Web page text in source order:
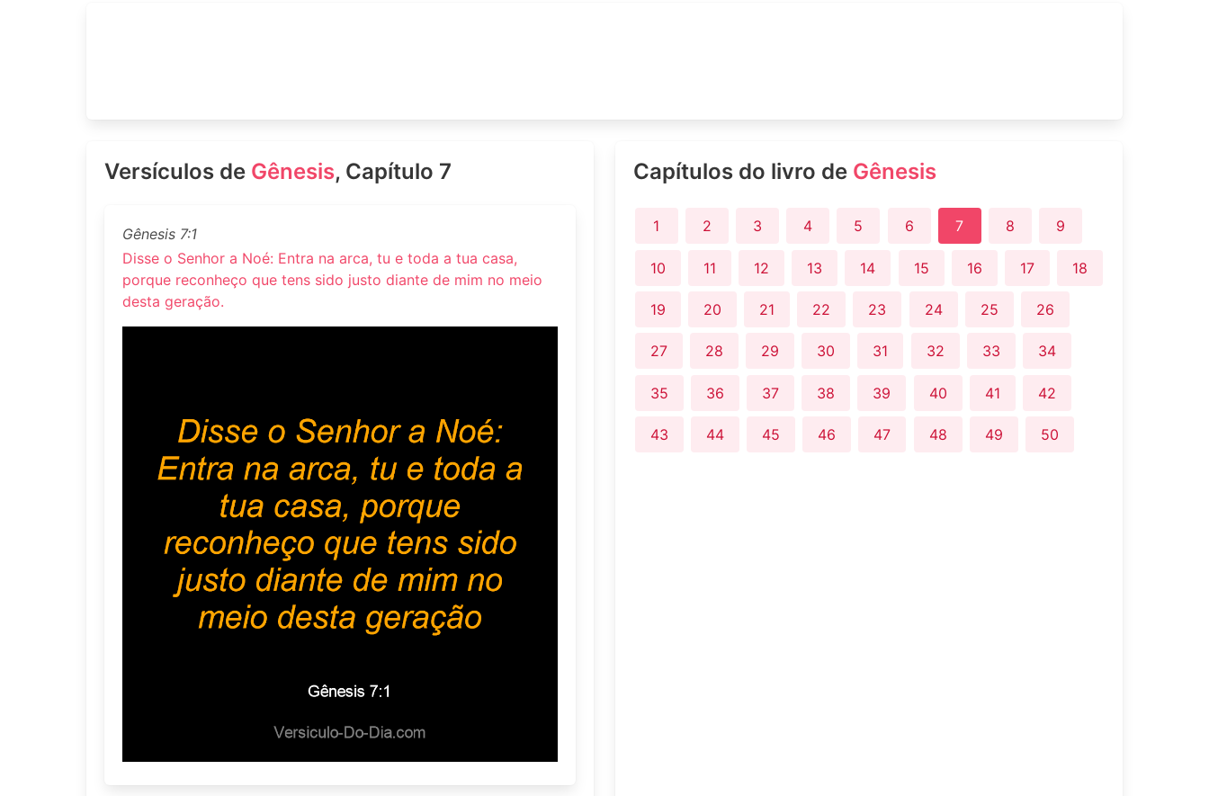
Versículos de Gênesis, Capítulo 7
Gênesis 7:1
Disse o Senhor a Noé: Entra na arca, tu e toda a tua casa,
porque reconheço que tens sido justo diante de mim no meio
desta geração.
Capítulos do livro de Gênesis
1 2 3 4 5 6 7 8 9
10 11 12 13 14 15 16 17 18
19 20 21 22 23 24 25 26
27 28 29 30 31 32 33 34
35 36 37 38 39 40 41 42
43 44 45 46 47 48 49 50